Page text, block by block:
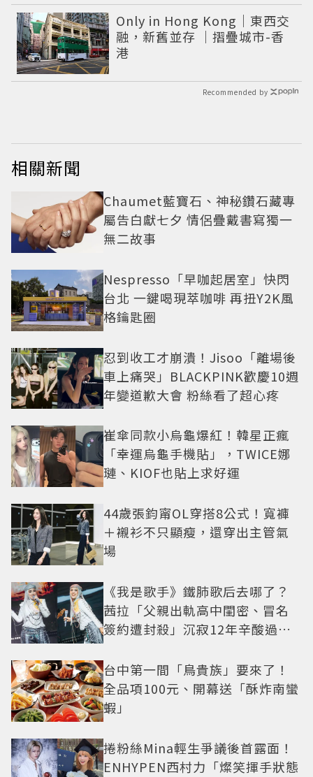
Only in Hong Kong｜東西交
融，新舊並存 ｜摺疊城市-香
港
Recommended by
相關新聞
Chaumet藍寶石、神秘鑽石藏專
屬告白獻七夕 情侶疊戴書寫獨一
無二故事
Nespresso「早咖起居室」快閃
台北 一鍵喝現萃咖啡 再扭Y2K風
格鑰匙圈
忍到收工才崩潰！Jisoo「離場後
車上痛哭」BLACKPINK歡慶10週
年變道歉大會 粉絲看了超心疼
崔傘同款小烏龜爆紅！韓星正瘋
「幸運烏龜手機貼」，TWICE娜
璉、KIOF也貼上求好運
44歲張鈞甯OL穿搭8公式！寬褲
＋襯衫不只顯瘦，還穿出主管氣
場
《我是歌手》鐵肺歌后去哪了？
茜拉「父親出軌高中閨密、冒名
簽約遭封殺」沉寂12年辛酸過往
台中第一間「鳥貴族」要來了！
全品項100元、開幕送「酥炸南蠻
蝦」
捲粉絲Mina輕生爭議後首露面！
ENHYPEN西村力「燦笑揮手狀態